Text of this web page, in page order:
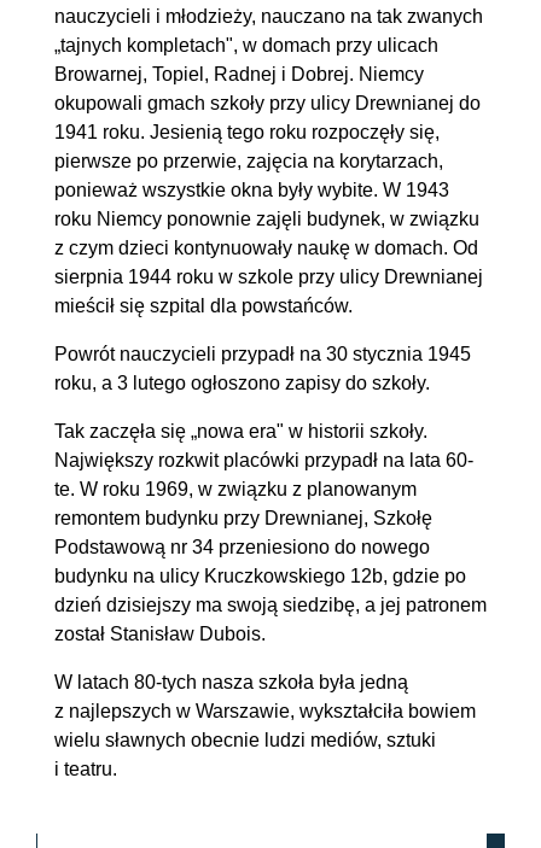
nauczycieli i młodzieży, nauczano na tak zwanych
„tajnych kompletach", w domach przy ulicach
Browarnej, Topiel, Radnej i Dobrej. Niemcy
okupowali gmach szkoły przy ulicy Drewnianej do
1941 roku. Jesienią tego roku rozpoczęły się,
pierwsze po przerwie, zajęcia na korytarzach,
ponieważ wszystkie okna były wybite. W 1943
roku Niemcy ponownie zajęli budynek, w związku
z czym dzieci kontynuowały naukę w domach. Od
sierpnia 1944 roku w szkole przy ulicy Drewnianej
mieścił się szpital dla powstańców.
Powrót nauczycieli przypadł na 30 stycznia 1945
roku, a 3 lutego ogłoszono zapisy do szkoły.
Tak zaczęła się „nowa era" w historii szkoły.
Największy rozkwit placówki przypadł na lata 60-
te. W roku 1969, w związku z planowanym
remontem budynku przy Drewnianej, Szkołę
Podstawową nr 34 przeniesiono do nowego
budynku na ulicy Kruczkowskiego 12b, gdzie po
dzień dzisiejszy ma swoją siedzibę, a jej patronem
został Stanisław Dubois.
W latach 80-tych nasza szkoła była jedną
z najlepszych w Warszawie, wykształciła bowiem
wielu sławnych obecnie ludzi mediów, sztuki
i teatru.